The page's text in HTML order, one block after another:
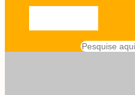
Pesquisar